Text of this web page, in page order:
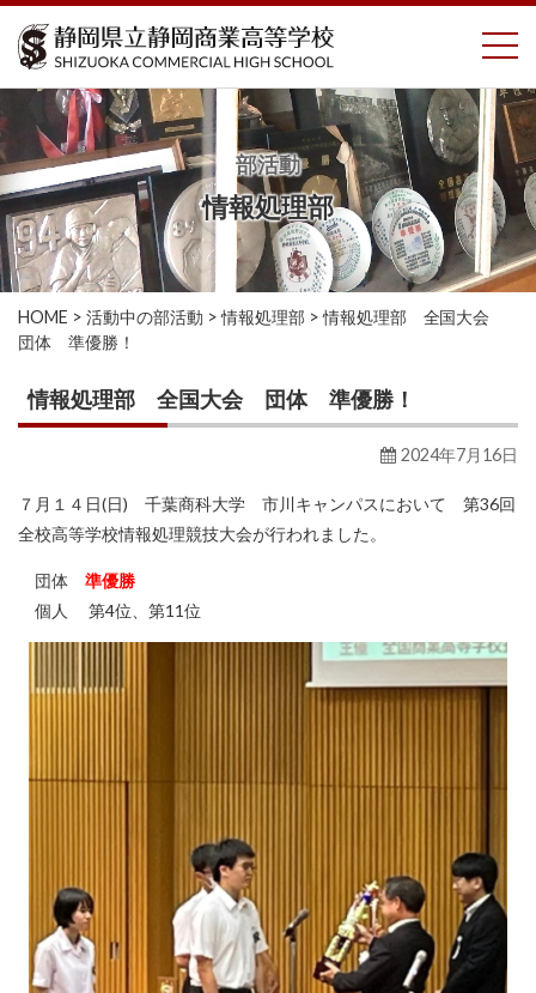
コ
ツ
へ
ス
キ
ッ
プ
部活動
情報処理部
HOME > 活動中の部活動 >情報処理部 >情報処理部 全国大会
団体 準優勝！
情報処理部 全国大会 団体 準優勝！
2024年7月16日
７月１４日(日) 千葉商科大学 市川キャンパスにおいて 第36回
全校高等学校情報処理競技大会が行われました。
団体 準優勝
個人 第4位、第11位